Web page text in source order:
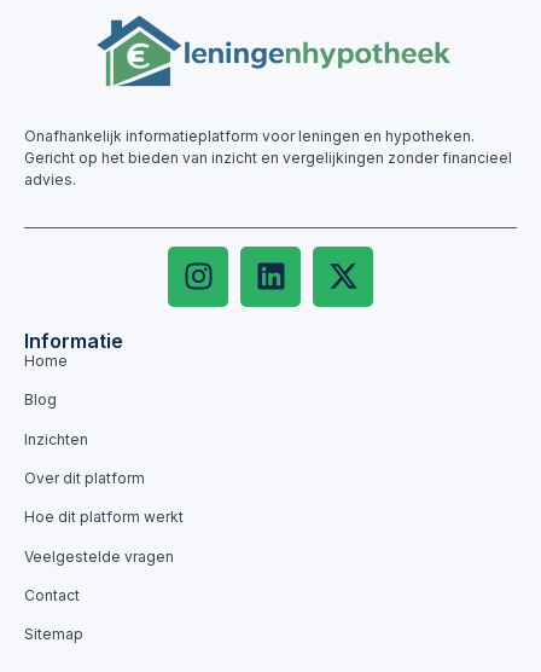
Onafhankelijk informatieplatform voor leningen en hypotheken.
Gericht op het bieden van inzicht en vergelijkingen zonder financieel
advies.
Informatie
Home
Blog
Inzichten
Over dit platform
Hoe dit platform werkt
Veelgestelde vragen
Contact
Sitemap